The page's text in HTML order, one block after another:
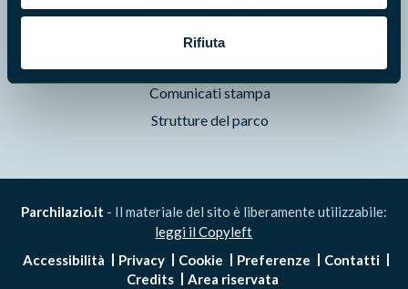
Rifiuta
Cartografie
Avvisi e bandi
Comunicati stampa
Strutture del parco
Parchilazio.it - Il materiale del sito è liberamente utilizzabile:
leggi il Copyleft
Accessibilità
Privacy Cookie Preferenze
Contatti
Credits
Area riservata